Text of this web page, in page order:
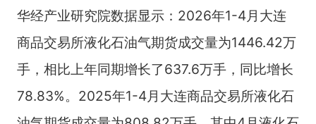
华经产业研究院数据显示：2026年1-4月大连
商品交易所液化石油气期货成交量为1446.42万
手，相比上年同期增长了637.6万手，同比增长
78.83%。2025年1-4月大连商品交易所液化石